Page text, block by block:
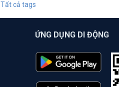
Tất cả tags
ỨNG DỤNG DI ĐỘNG